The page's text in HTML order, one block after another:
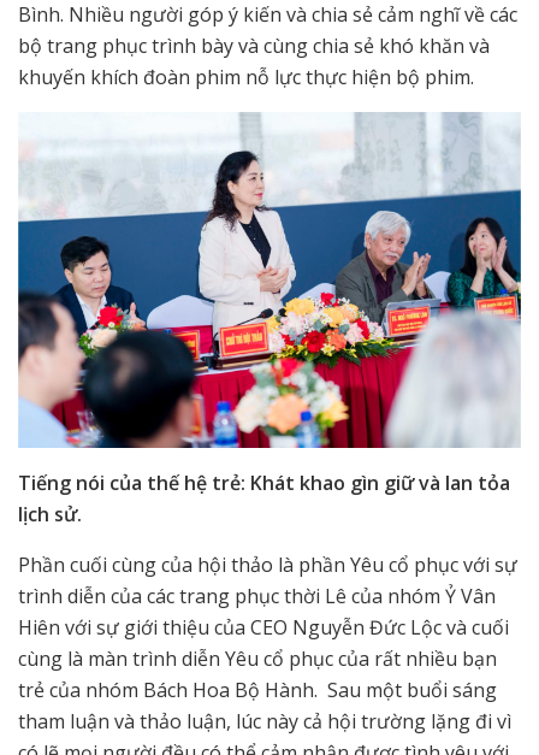
Bình. Nhiều người góp ý kiến và chia sẻ cảm nghĩ về các
bộ trang phục trình bày và cùng chia sẻ khó khăn và
khuyến khích đoàn phim nỗ lực thực hiện bộ phim.
Tiếng nói của thế hệ trẻ: Khát khao gìn giữ và lan tỏa
lịch sử.
Phần cuối cùng của hội thảo là phần Yêu cổ phục với sự
trình diễn của các trang phục thời Lê của nhóm Ỷ Vân
Hiên với sự giới thiệu của CEO Nguyễn Đức Lộc và cuối
cùng là màn trình diễn Yêu cổ phục của rất nhiều bạn
trẻ của nhóm Bách Hoa Bộ Hành. Sau một buổi sáng
tham luận và thảo luận, lúc này cả hội trường lặng đi vì